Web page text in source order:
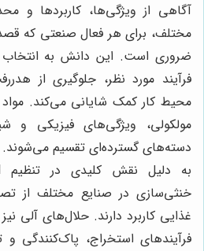
آگاهی از ویژگی‌ها، کاربردها و
مختلف، برای هر فعال صنعتی که
ضروری است. این دانش به انتخاب
فرآیند مورد نظر، جلوگیری از
محیط کار کمک شایانی می‌کند.
مولکولی، ویژگی‌های فیزیکی و
دسته‌های گسترده‌ای تقسیم می‌شوند.
خنثی‌سازی در صنایع مختلف از
غذایی کاربرد دارند. حلال‌های آلی
فرآیندهای استخراج، پاک‌کنندگی